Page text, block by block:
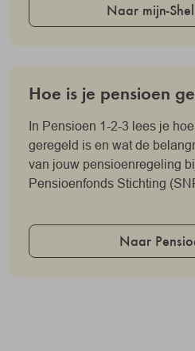
Naar mijn-
Hoe is je pensioen
In Pensioen 1-2-3 lees je
geregeld is en wat de
van jouw pensioenregeling
Pensioenfonds Stichting
Naar